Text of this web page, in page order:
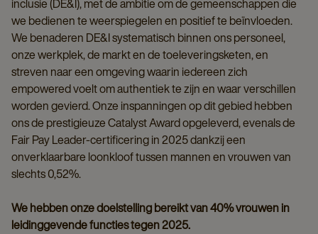
we bedienen te weerspiegelen en positief te beïnvloeden.
We benaderen DE&I systematisch binnen ons personeel,
onze werkplek, de markt en de toeleveringsketen, en
streven naar een omgeving waarin iedereen zich
empowered voelt om authentiek te zijn en waar verschillen
worden gevierd. Onze inspanningen op dit gebied hebben
ons de prestigieuze Catalyst Award opgeleverd, evenals de
Fair Pay Leader-certificering in 2025 dankzij een
onverklaarbare loonkloof tussen mannen en vrouwen van
slechts 0,52%.
We hebben onze doelstelling bereikt van 40% vrouwen in
leidinggevende functies tegen 2025.